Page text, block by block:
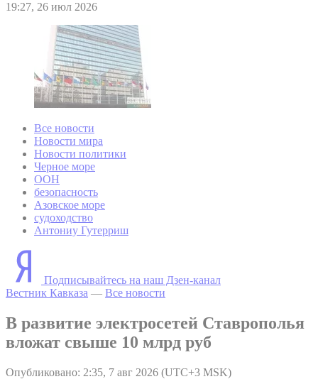
19:27, 26 июл 2026
Все новости
Новости мира
Новости политики
Черное море
ООН
безопасность
Азовское море
судоходство
Антониу Гутерриш
Подписывайтесь на наш Дзен-канал
Вестник Кавказа — Все новости
В развитие электросетей Ставрополья
вложат свыше 10 млрд руб
Опубликовано: 2:35, 7 авг 2026 (UTC+3 MSK)